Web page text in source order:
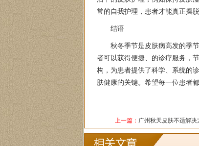
常的自我护理，患者才能真正摆
结语
秋冬季节是皮肤病高发的季
者可以获得便捷、的诊疗服务，
构，为患者提供了科学、系统的
肤健康的关键。希望每一位患者
上一篇： 广州秋天皮肤不适解
专属诊疗计划